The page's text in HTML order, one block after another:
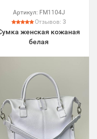
Артикул: FM1104J
Отзывов: 3
женская кожаная
белая